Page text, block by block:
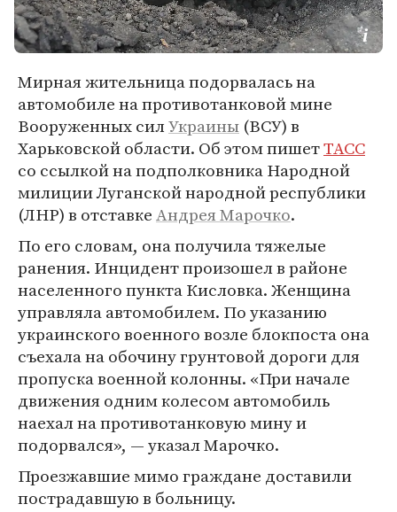
Мирная жительница подорвалась на
автомобиле на противотанковой мине
Вооруженных силУкраины (ВСУ) в
Харьковской области. Об этом пишетТАСС
со ссылкой на подполковника Народной
милиции Луганской народной республики
(ЛНР) в отставкеАндрея Марочко.
По его словам, она получила тяжелые
ранения. Инцидент произошел в районе
населенного пункта Кисловка. Женщина
управляла автомобилем. По указанию
украинского военного возле блокпоста она
съехала на обочину грунтовой дороги для
пропуска военной колонны. «При начале
движения одним колесом автомобиль
наехал на противотанковую мину и
подорвался», — указал Марочко.
Проезжавшие мимо граждане доставили
пострадавшую в больницу.